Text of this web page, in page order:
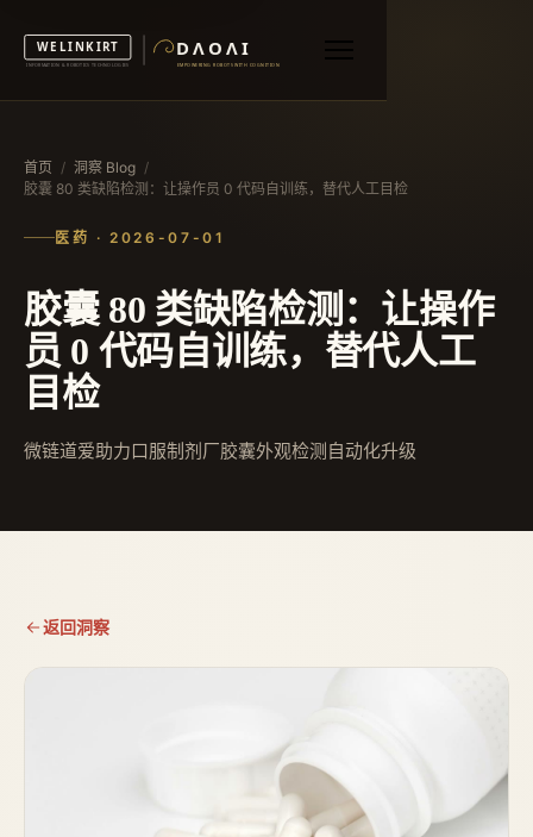
首页 / 洞察 Blog /
胶囊 80 类缺陷检测：让操作员 0 代码自训练，替代人工目检
医药 · 2026-07-01
胶囊 80 类缺陷检测：让操作
员 0 代码自训练，替代人工
目检
微链道爱助力口服制剂厂胶囊外观检测自动化升级
返回洞察